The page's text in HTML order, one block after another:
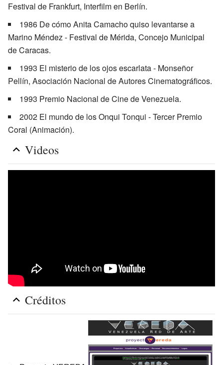
Festival de Frankfurt, Interfilm en Berlín.
1986 De cómo Anita Camacho quiso levantarse a
Marino Méndez - Festival de Mérida, Concejo Municipal
de Caracas.
1993 El misterio de los ojos escarlata - Monseñor
Pellín, Asociación Nacional de Autores Cinematográficos.
1993 Premio Nacional de Cine de Venezuela.
2002 El mundo de los Onqui Tonqui - Tercer Premio
Coral (Animación).
Videos
Créditos